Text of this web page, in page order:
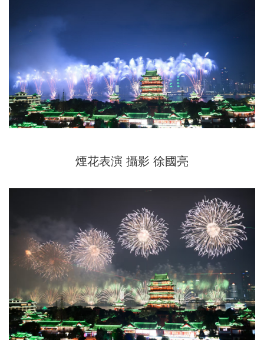
煙花表演 攝影 徐國亮